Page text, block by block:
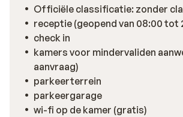
Officiële classificatie: zonder
receptie (geopend van 08:00 tot
check in
kamers voor mindervaliden
aanvraag)
parkeerterrein
parkeergarage
wi-fi op de kamer (gratis)